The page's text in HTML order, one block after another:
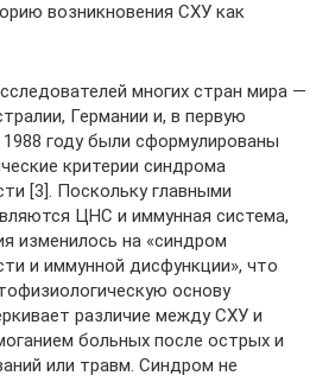
возникновения СХУ как
многих стран мира —
Германии и, в первую
году были сформулированы
критерии синдрома
[3]. Поскольку главными
ЦНС и иммунная система,
изменилось на «синдром
и иммунной дисфункции», что
основу
различие между СХУ и
больных после острых и
или травм. Синдром не